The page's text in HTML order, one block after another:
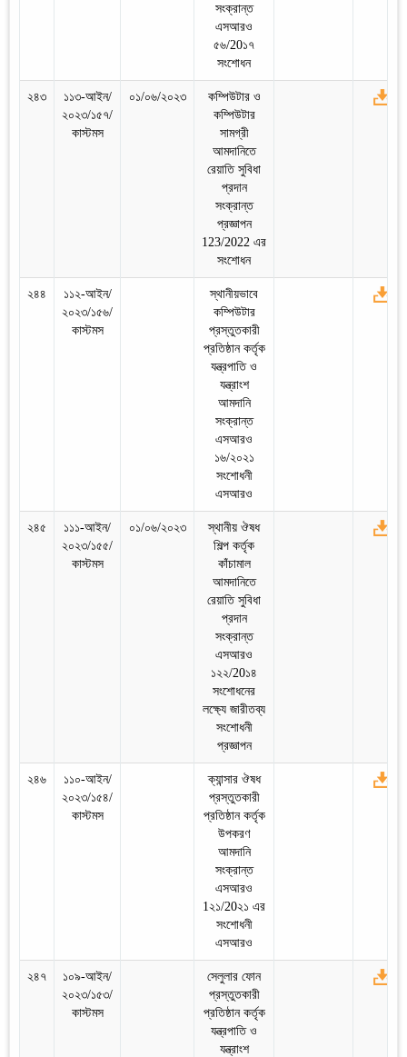
সংক্রান্ত
এসআরও
৫৬/20১৭
সংশোধন
২৪৩
১১৩-আইন/
২০২৩/১৫৭/
কাস্টমস
০১/০৬/২০২৩
কম্পিউটার ও
কম্পিউটার
সামগ্রী
আমদানিতে
রেয়াতি সুবিধা
প্রদান
সংক্রান্ত
প্রজ্ঞাপন
123/2022 এর
সংশোধন
২৪৪
১১২-আইন/
২০২৩/১৫৬/
কাস্টমস
স্থানীয়ভাবে
কম্পিউটার
প্রস্তুতকারী
প্রতিষ্ঠান কর্তৃক
যন্ত্রপাতি ও
যন্ত্রাংশ
আমদানি
সংক্রান্ত
এসআরও
১৬/২০২১
সংশোধনী
এসআরও
২৪৫
১১১-আইন/
২০২৩/১৫৫/
কাস্টমস
০১/০৬/২০২৩
স্থানীয় ঔষধ
শিল্প কর্তৃক
কাঁচামাল
আমদানিতে
রেয়াতি সুবিধা
প্রদান
সংক্রান্ত
এসআরও
১২২/20১৪
সংশোধনের
লক্ষ্যে জারীতব্য
সংশোধনী
প্রজ্ঞাপন
২৪৬
১১০-আইন/
২০২৩/১৫৪/
কাস্টমস
ক্যান্সার ঔষধ
প্রস্তুতকারী
প্রতিষ্ঠান কর্তৃক
উপকরণ
আমদানি
সংক্রান্ত
এসআরও
1২১/20২১ এর
সংশোধনী
এসআরও
২৪৭
১০৯-আইন/
২০২৩/১৫৩/
কাস্টমস
সেলুলার ফোন
প্রস্তুতকারী
প্রতিষ্ঠান কর্তৃক
যন্ত্রপাতি ও
যন্ত্রাংশ